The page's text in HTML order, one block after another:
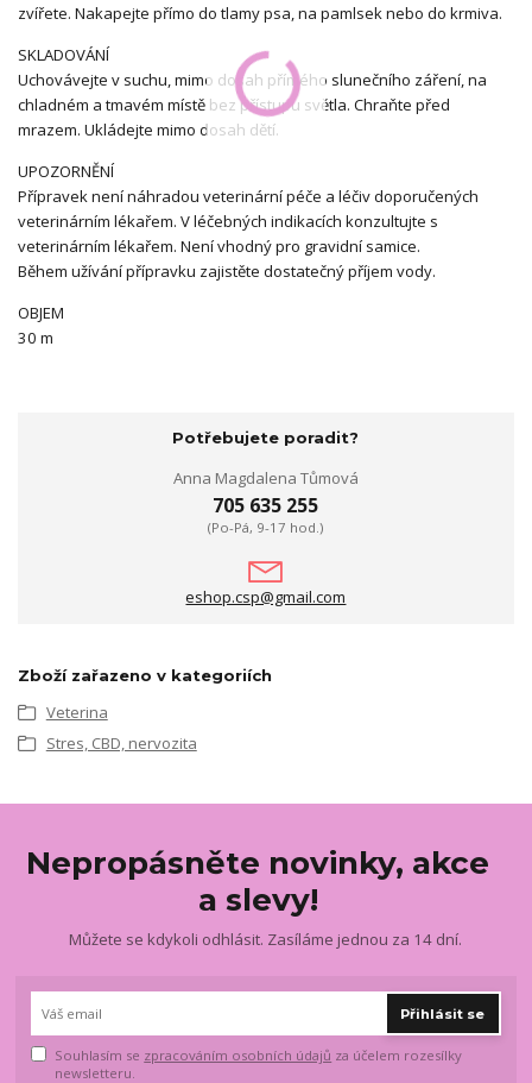
zvířete. Nakapejte přímo do tlamy psa, na pamlseknebo do krmiva.
SKLADOVÁNÍ
Uchovávejte v suchu, mimo dosah přímého slunečního záření, na
chladném a tmavém místě bez přístupu světla. Chraňte před
mrazem. Ukládejte mimo dosah dětí.
UPOZORNĚNÍ
Přípravek není náhradou veterinární péče a léčivdoporučených
veterinárním lékařem. V léčebných indikacích konzultujte s
veterinárním lékařem. Není vhodný pro gravidní samice.
Během užívání přípravku zajistěte dostatečný příjem vody.
OBJEM
30 m
Potřebujete poradit?
Anna Magdalena Tůmová
705 635 255
(Po-Pá, 9-17 hod.)
eshop.csp@gmail.com
Zboží zařazeno v kategoriích
Veterina
Stres, CBD, nervozita
Nepropásněte novinky, akce
a slevy!
Můžete se kdykoli odhlásit. Zasíláme jednou za 14 dní.
Přihlásit se
Souhlasím se zpracováním osobních údajů za účelem rozesílky
newsletteru.